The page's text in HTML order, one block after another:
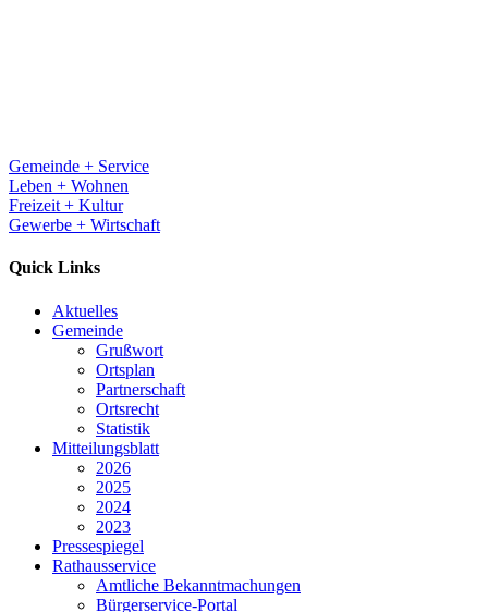
Gemeinde + Service
Leben + Wohnen
Freizeit + Kultur
Gewerbe + Wirtschaft
Quick Links
Aktuelles
Gemeinde
Grußwort
Ortsplan
Partnerschaft
Ortsrecht
Statistik
Mitteilungsblatt
2026
2025
2024
2023
Pressespiegel
Rathausservice
Amtliche Bekanntmachungen
Bürgerservice-Portal